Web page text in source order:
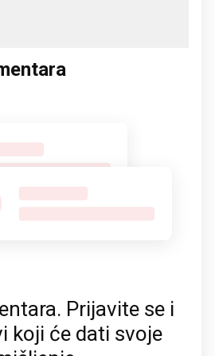
Prijavite se i
koji će dati svoje